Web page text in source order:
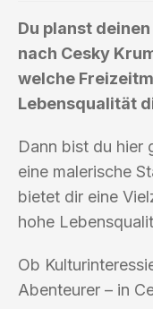
Du planst
nach Cesky
welche
Lebensqualität
Dann bist du hier
eine malerische
bietet dir eine
hohe
Ob
Abenteurer – in